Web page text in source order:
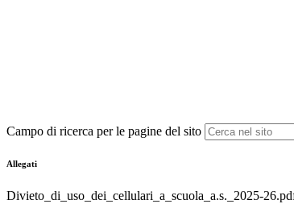
Campo di ricerca per le pagine del sito
Allegati
Divieto_di_uso_dei_cellulari_a_scuola_a.s._2025-